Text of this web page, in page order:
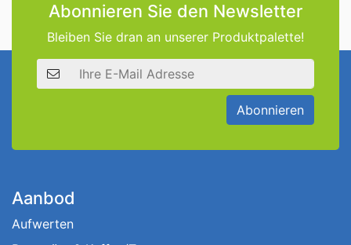
Abonnieren Sie den Newsletter
Bleiben Sie dran an unserer Produktpalette!
E-Mail Adresse
Abonnieren
Aanbod
Aufwerten